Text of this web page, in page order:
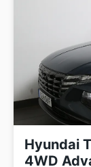
Hyundai
4WD